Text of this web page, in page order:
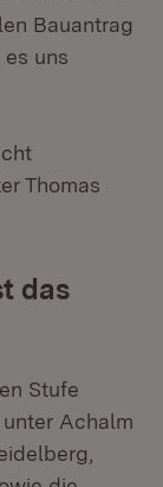
Bauantrag
uns
Thomas
das
Stufe
Achalm